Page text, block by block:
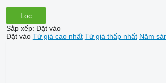
Lọc
Sắp xếp: Đặt vào
Đặt vào Từ giá cao nhất Từ giá thấp nhất Năm